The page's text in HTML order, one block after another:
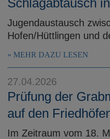
Jugendaustausch
Hofen/Hüttlingen und
MEHR DAZU LESEN
27.04.2026
Prüfung der
auf den
Im Zeitraum vom 18.